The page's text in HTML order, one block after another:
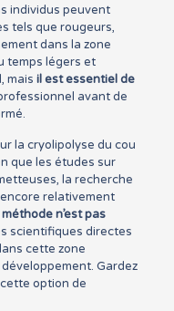
individus peuvent
tels que rougeurs,
dans la zone
temps légers et
mais il est essentiel de
avant de
la cryolipolyse du cou
que les études sur
la recherche
relativement
n’est pas
scientifiques directes
cette zone
Gardez
cette option de